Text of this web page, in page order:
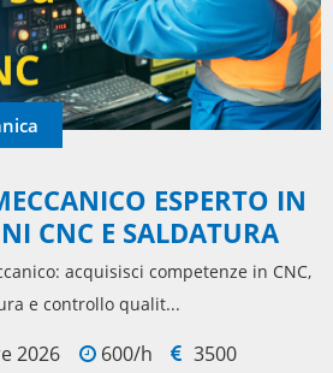
ESPERTO IN
CNC E SALDATURA
acquisisci competenze in CNC,
e controllo qualit...
2026 600/h 3500